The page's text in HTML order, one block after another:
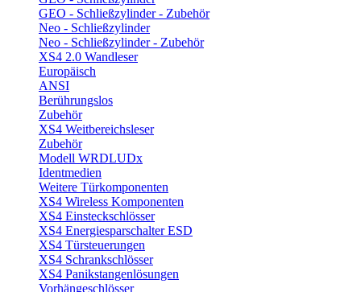
GEO - Schließzylinder - Zubehör
Neo - Schließzylinder
Neo - Schließzylinder - Zubehör
XS4 2.0 Wandleser
Europäisch
ANSI
Berührungslos
Zubehör
XS4 Weitbereichsleser
Zubehör
Modell WRDLUDx
Identmedien
Weitere Türkomponenten
XS4 Wireless Komponenten
XS4 Einsteckschlösser
XS4 Energiesparschalter ESD
XS4 Türsteuerungen
XS4 Schrankschlösser
XS4 Panikstangenlösungen
Vorhängeschlösser